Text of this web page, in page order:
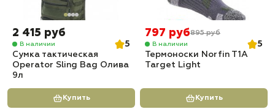
2 415 руб
В наличии
5
Сумка тактическая
Operator Sling Bag Олива
9л
Купить
797 руб895 руб
В наличии
5
Термоноски Norfin T1A
Target Light
Купить